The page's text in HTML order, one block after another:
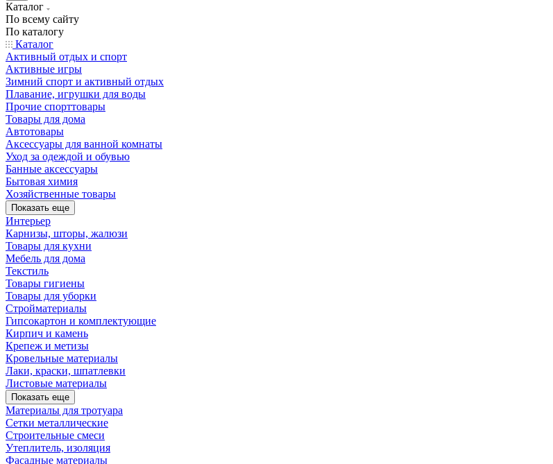
Каталог
По всему сайту
По каталогу
Каталог
Активный отдых и спорт
Активные игры
Зимний спорт и активный отдых
Плавание, игрушки для воды
Прочие спорттовары
Товары для дома
Автотовары
Аксессуары для ванной комнаты
Уход за одеждой и обувью
Банные аксессуары
Бытовая химия
Хозяйственные товары
Показать еще
Интерьер
Карнизы, шторы, жалюзи
Товары для кухни
Мебель для дома
Текстиль
Товары гигиены
Товары для уборки
Стройматериалы
Гипсокартон и комплектующие
Кирпич и камень
Крепеж и метизы
Кровельные материалы
Лаки, краски, шпатлевки
Листовые материалы
Показать еще
Материалы для тротуара
Сетки металлические
Строительные смеси
Утеплитель, изоляция
Фасадные материалы